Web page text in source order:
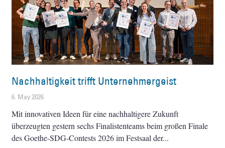
Nachhaltigkeit trifft Unternehmergeist
6. May 2026
Mit innovativen Ideen für eine nachhaltigere Zukunft
überzeugten gestern sechs Finalistenteams beim großen Finale
des Goethe-SDG-Contests 2026 im Festsaal der